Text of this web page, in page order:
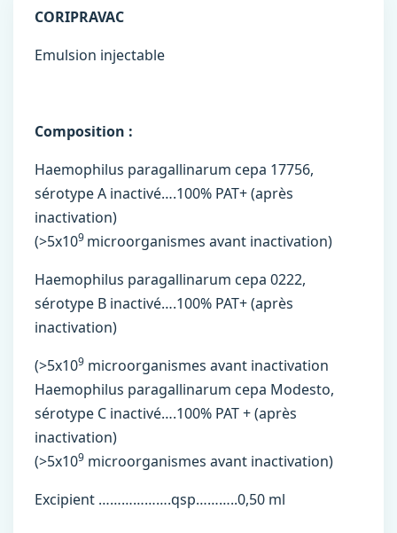
CORIPRAVAC
Emulsion injectable
Composition :
Haemophilus paragallinarum cepa 17756,
sérotype A inactivé….100% PAT+ (après
inactivation)
(>5x109 microorganismes avant inactivation)
Haemophilus paragallinarum cepa 0222,
sérotype B inactivé….100% PAT+ (après
inactivation)
(>5x109 microorganismes avant inactivation
Haemophilus paragallinarum cepa Modesto,
sérotype C inactivé….100% PAT + (après
inactivation)
(>5x109 microorganismes avant inactivation)
Excipient ……………….qsp………..0,50 ml